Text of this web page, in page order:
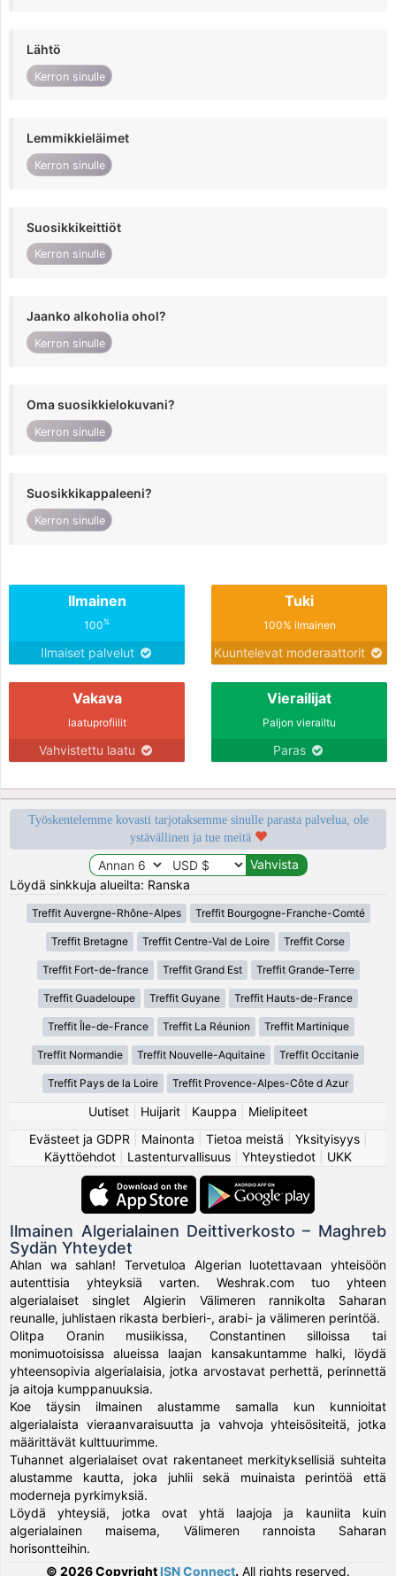
Lähtö
Kerron sinulle
Lemmikkieläimet
Kerron sinulle
Suosikkikeittiöt
Kerron sinulle
Jaanko alkoholia ohol?
Kerron sinulle
Oma suosikkielokuvani?
Kerron sinulle
Suosikkikappaleeni?
Kerron sinulle
Ilmainen
100%
Ilmaiset palvelut
Tuki
100% ilmainen
Kuuntelevat moderaattorit
Vakava
laatuprofiilit
Vahvistettu laatu
Vierailijat
Paljon vierailtu
Paras
Työskentelemme kovasti tarjotaksemme sinulle parasta palvelua, ole
ystävällinen ja tue meitä
Löydä sinkkuja alueilta: Ranska
Treffit Auvergne-Rhône-Alpes Treffit Bourgogne-Franche-Comté
Treffit Bretagne Treffit Centre-Val de Loire Treffit Corse
Treffit Fort-de-france Treffit Grand Est Treffit Grande-Terre
Treffit Guadeloupe Treffit Guyane Treffit Hauts-de-France
Treffit Île-de-France Treffit La Réunion Treffit Martinique
Treffit Normandie Treffit Nouvelle-Aquitaine Treffit Occitanie
Treffit Pays de la Loire Treffit Provence-Alpes-Côte d Azur
Uutiset Huijarit Kauppa
Mielipiteet
Evästeet ja GDPR
Mainonta Tietoa meistä Yksityisyys|
Käyttöehdot
Lastenturvallisuus Yhteystiedot UKK
Ilmainen Algerialainen Deittiverkosto – Maghreb
Sydän Yhteydet
Ahlan wa sahlan! Tervetuloa Algerian luotettavaan yhteisöön
autenttisia yhteyksiä varten. Weshrak.com tuo yhteen
algerialaiset singlet Algierin Välimeren rannikolta Saharan
reunalle, juhlistaen rikasta berbieri-, arabi- ja välimeren perintöä.
Olitpa Oranin musiikissa, Constantinen silloissa tai
monimuotoisissa alueissa laajan kansakuntamme halki, löydä
yhteensopivia algerialaisia, jotka arvostavat perhettä, perinnettä
ja aitoja kumppanuuksia.
Koe täysin ilmainen alustamme samalla kun kunnioitat
algerialaista vieraanvaraisuutta ja vahvoja yhteisösiteitä, jotka
määrittävät kulttuurimme.
Tuhannet algerialaiset ovat rakentaneet merkityksellisiä suhteita
alustamme kautta, joka juhlii sekä muinaista perintöä että
moderneja pyrkimyksiä.
Löydä yhteysiä, jotka ovat yhtä laajoja ja kauniita kuin
algerialainen maisema, Välimeren rannoista Saharan
horisontteihin.
© 2026 Copyright ISN Connect. All rights reserved.